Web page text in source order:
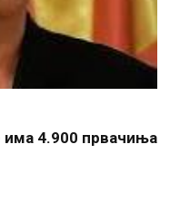
има 4.900 првачиња